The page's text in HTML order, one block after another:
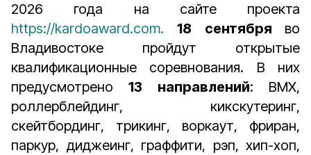
2026 года на сайте проекта
https://kardoaward.com.18 сентября во
Владивостоке пройдут открытые
квалификационные соревнования. В них
предусмотрено13 направлений: BMX,
роллерблейдинг, кикскутеринг,
скейтбординг, трикинг, воркаут, фриран,
паркур, диджеинг, граффити, рэп, хип-хоп,